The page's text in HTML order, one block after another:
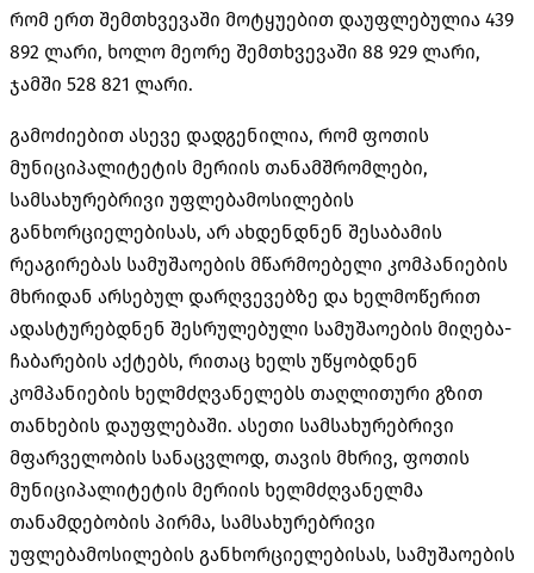
რომ ერთ შემთხვევაში მოტყუებით დაუფლებულია 439
892 ლარი, ხოლო მეორე შემთხვევაში 88 929 ლარი,
ჯამში 528 821 ლარი.
გამოძიებით ასევე დადგენილია, რომ ფოთის
მუნიციპალიტეტის მერიის თანამშრომლები,
სამსახურებრივი უფლებამოსილების
განხორციელებისას, არ ახდენდნენ შესაბამის
რეაგირებას სამუშაოების მწარმოებელი კომპანიების
მხრიდან არსებულ დარღვევებზე და ხელმოწერით
ადასტურებდნენ შესრულებული სამუშაოების მიღება-
ჩაბარების აქტებს, რითაც ხელს უწყობდნენ
კომპანიების ხელმძღვანელებს თაღლითური გზით
თანხების დაუფლებაში. ასეთი სამსახურებრივი
მფარველობის სანაცვლოდ, თავის მხრივ, ფოთის
მუნიციპალიტეტის მერიის ხელმძღვანელმა
თანამდებობის პირმა, სამსახურებრივი
უფლებამოსილების განხორციელებისას, სამუშაოების